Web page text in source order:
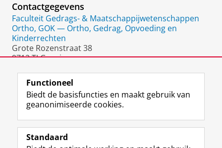
Contactgegevens
Faculteit Gedrags- & Maatschappijwetenschappen
Ortho, GOK — Ortho, Gedrag, Opvoeding en
Kinderrechten
Grote Rozenstraat 38
9712 TJ Groningen
Volg de RUG
F
a
L
i
R
S
I
n
Y
o
Functioneel
Biedt de basisfuncties en maakt gebruik van
geanonimiseerde cookies.
Standaard